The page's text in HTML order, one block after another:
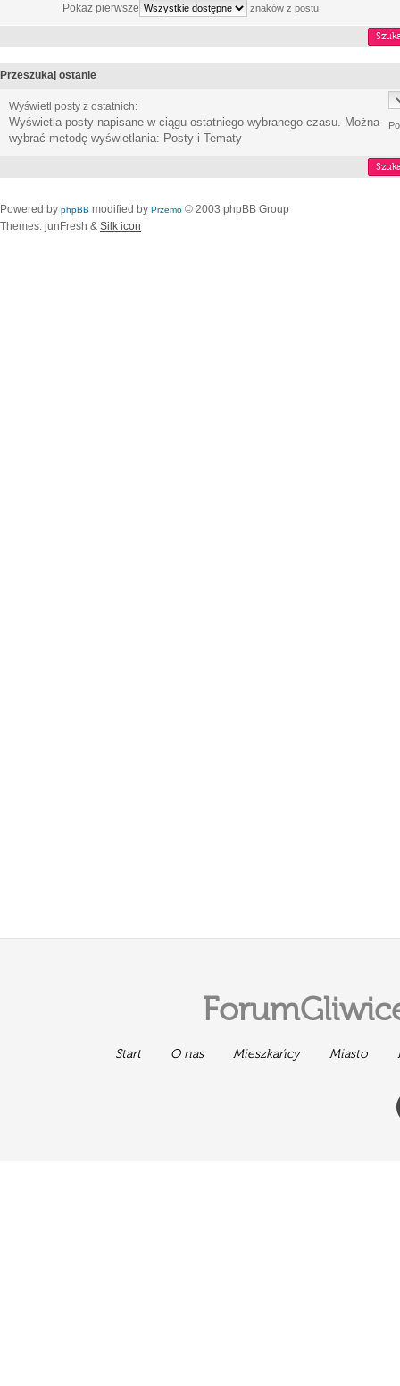
Pokaż pierwsze znaków z postu
Przeszukaj ostanie
Wyświetl posty z ostatnich:
Wyświetla posty napisane w ciągu ostatniego wybranego czasu. Można
wybrać metodę wyświetlania: Posty i Tematy
Powered by phpBB modified by Przemo © 2003 phpBB Group
Themes: junFresh & Silk icon
Start O nas Mieszkańcy Miasto